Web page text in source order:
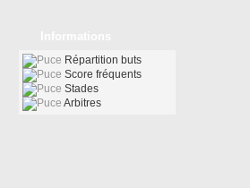
Répartition buts
Score fréquents
Stades
Arbitres